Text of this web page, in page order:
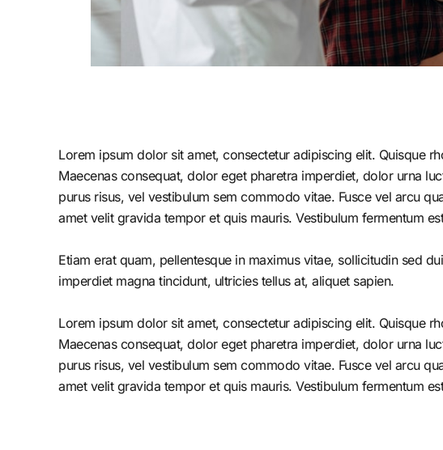
Lorem ipsum dolor sit amet, consectetur adipiscing elit. Quisque
Maecenas consequat, dolor eget pharetra imperdiet, dolor urna
purus risus, vel vestibulum sem commodo vitae. Fusce vel arcu
amet velit gravida tempor et quis mauris. Vestibulum fermentum
Etiam erat quam, pellentesque in maximus vitae, sollicitudin sed
imperdiet magna tincidunt, ultricies tellus at, aliquet sapien.
Lorem ipsum dolor sit amet, consectetur adipiscing elit. Quisque
Maecenas consequat, dolor eget pharetra imperdiet, dolor urna
purus risus, vel vestibulum sem commodo vitae. Fusce vel arcu
amet velit gravida tempor et quis mauris. Vestibulum fermentum